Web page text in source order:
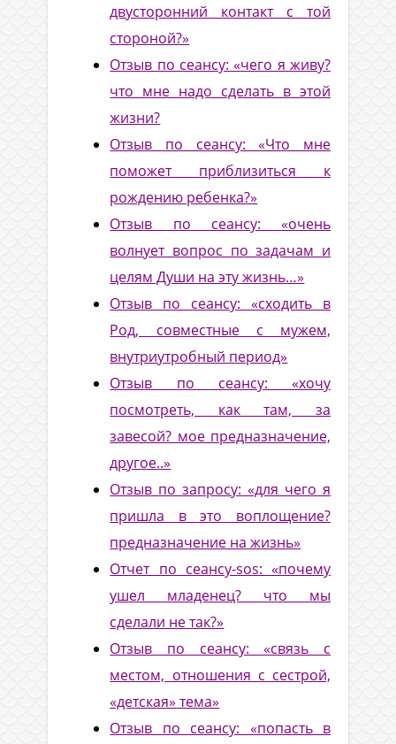
двусторонний контакт с той
стороной?»
Отзыв по сеансу: «чего я живу?
что мне надо сделать в этой
жизни?
Отзыв по сеансу: «Что мне
поможет приблизиться к
рождению ребенка?»
Отзыв по сеансу: «очень
волнует вопрос по задачам и
целям Души на эту жизнь…»
Отзыв по сеансу: «сходить в
Род, совместные с мужем,
внутриутробный период»
Отзыв по сеансу: «хочу
посмотреть, как там, за
завесой? мое предназначение,
другое..»
Отзыв по запросу: «для чего я
пришла в это воплощение?
предназначение на жизнь»
Отчет по сеансу-sos: «почему
ушел младенец? что мы
сделали не так?»
Отзыв по сеансу: «связь с
местом, отношения с сестрой,
«детская» тема»
Отзыв по сеансу: «попасть в